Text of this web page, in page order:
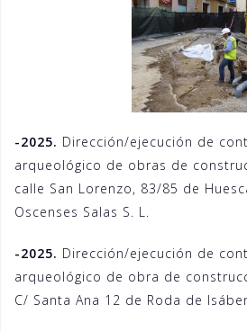
-2025. Dirección/ejecución de
arqueológico de obras de
calle San Lorenzo, 83/85 de
Oscenses Salas S. L.
-2025. Dirección/ejecución de
arqueológico de obra de
C/ Santa Ana 12 de Roda de